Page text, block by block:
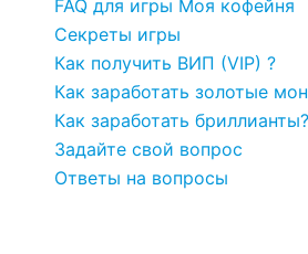
FAQ для игры Моя кофейня
Секреты игры
Как получить ВИП (VIP) ?
Как заработать золотые
Как заработать бриллианты?
Задайте свой вопрос
Ответы на вопросы